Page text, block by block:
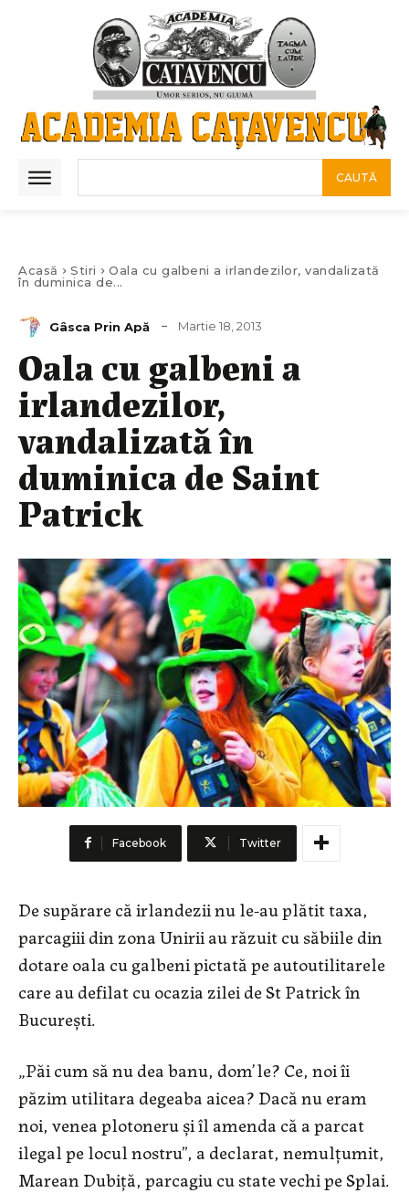
CAUTĂ
Acasă Stiri
Oala cu galbeni a irlandezilor, vandalizată
în duminica de...
Gâsca Prin Apă Martie 18, 2013
Oala cu galbeni a
irlandezilor,
vandalizată în
duminica de Saint
Patrick
Facebook Twitter
De supărare că irlandezii nu le-au plătit taxa,
parcagiii din zona Unirii au răzuit cu săbiile din
dotare oala cu galbeni pictată pe autoutilitarele
care au defilat cu ocazia zilei de St Patrick în
București.
„Păi cum să nu dea banu, dom’le? Ce, noi îi
păzim utilitara degeaba aicea? Dacă nu eram
noi, venea plotoneru şi îl amenda că a parcat
ilegal pe locul nostru”, a declarat, nemulţumit,
Marean Dubiță, parcagiu cu state vechi pe Splai.